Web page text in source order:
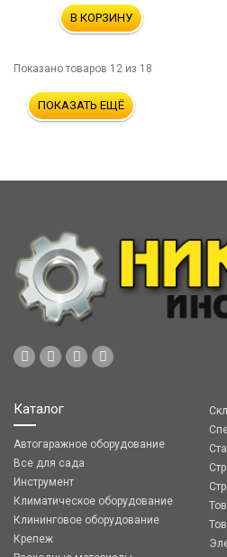
В КОРЗИНУ
Показано товаров 12 из 18
ПОКАЗАТЬ ЕЩЁ
Каталог
Автогаражное оборудование
Все для сада
Инструмент
Климатическое оборудование
Клининговое оборудование
Крепеж